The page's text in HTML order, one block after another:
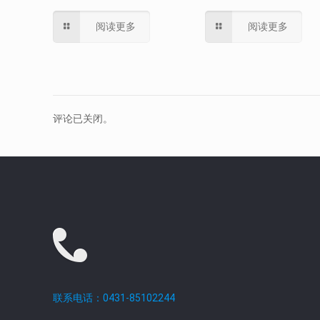
阅读更多 阅读更多
评论已关闭。
联系电话：0431-85102244